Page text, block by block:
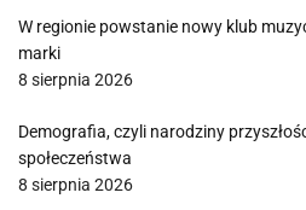
W regionie powstanie nowy klub
marki
8 sierpnia 2026
Demografia, czyli narodziny
społeczeństwa
8 sierpnia 2026